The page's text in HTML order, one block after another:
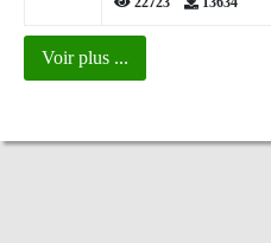
Voir plus ...